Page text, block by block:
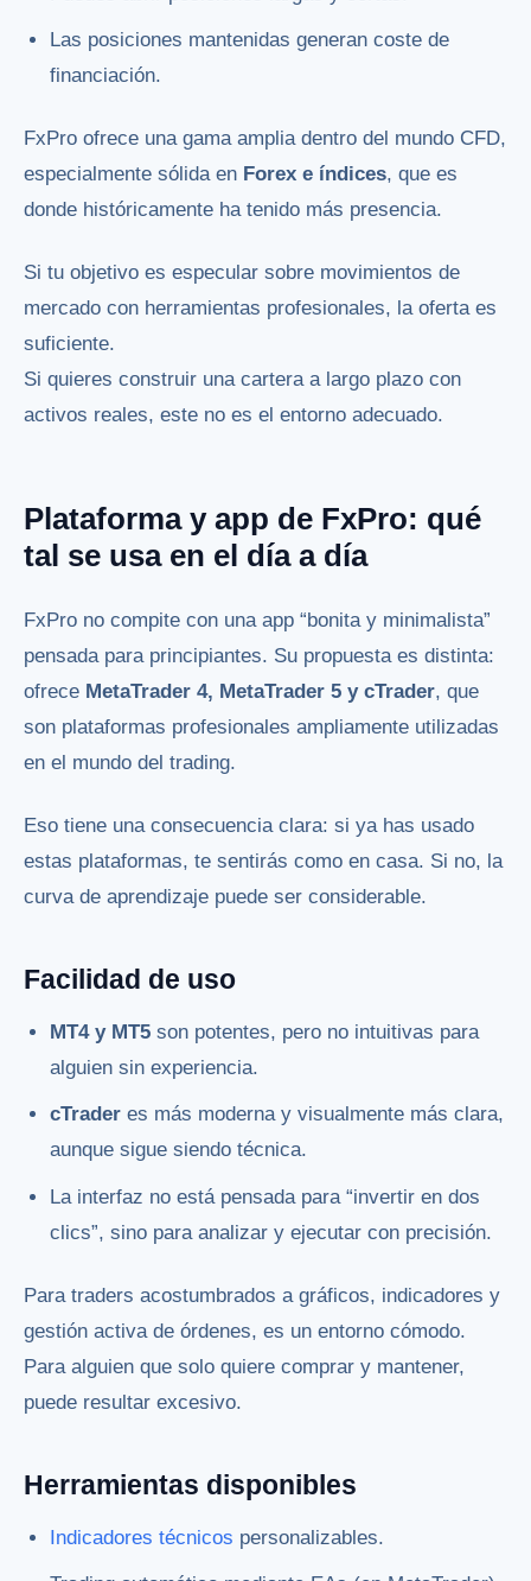
Las posiciones mantenidas generan coste de
financiación.
FxPro ofrece una gama amplia dentro del mundo CFD,
especialmente sólida en Forex e índices, que es
donde históricamente ha tenido más presencia.
Si tu objetivo es especular sobre movimientos de
mercado con herramientas profesionales, la oferta es
suficiente.
Si quieres construir una cartera a largo plazo con
activos reales, este no es el entorno adecuado.
Plataforma y app de FxPro: qué
tal se usa en el día a día
FxPro no compite con una app “bonita y minimalista”
pensada para principiantes. Su propuesta es distinta:
ofrece MetaTrader 4, MetaTrader 5 y cTrader, que
son plataformas profesionales ampliamente utilizadas
en el mundo del trading.
Eso tiene una consecuencia clara: si ya has usado
estas plataformas, te sentirás como en casa. Si no, la
curva de aprendizaje puede ser considerable.
Facilidad de uso
MT4 y MT5 son potentes, pero no intuitivas para
alguien sin experiencia.
cTrader es más moderna y visualmente más clara,
aunque sigue siendo técnica.
La interfaz no está pensada para “invertir en dos
clics”, sino para analizar y ejecutar con precisión.
Para traders acostumbrados a gráficos, indicadores y
gestión activa de órdenes, es un entorno cómodo.
Para alguien que solo quiere comprar y mantener,
puede resultar excesivo.
Herramientas disponibles
Indicadores técnicos personalizables.